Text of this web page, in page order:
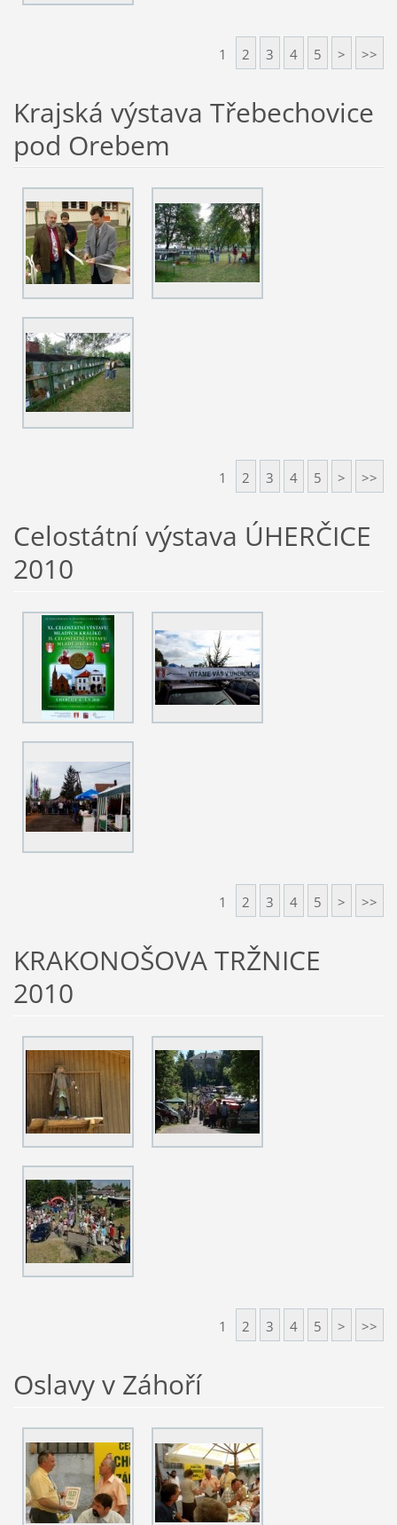
1 2 3 4 5 > >>
Krajská výstava Třebechovice
pod Orebem
1 2 3 4 5 > >>
Celostátní výstava ÚHERČICE
2010
1 2 3 4 5 > >>
KRAKONOŠOVA TRŽNICE
2010
1 2 3 4 5 > >>
Oslavy v Záhoří